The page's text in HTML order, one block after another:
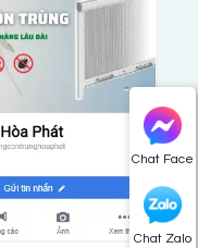
Chat Face
Chat Zalo